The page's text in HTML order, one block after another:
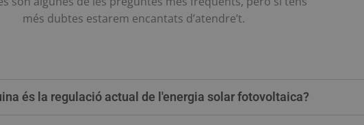
més dubtes estarem encantats d’atendre’t.
és la regulació actual de l'energia solar fotovoltaica?